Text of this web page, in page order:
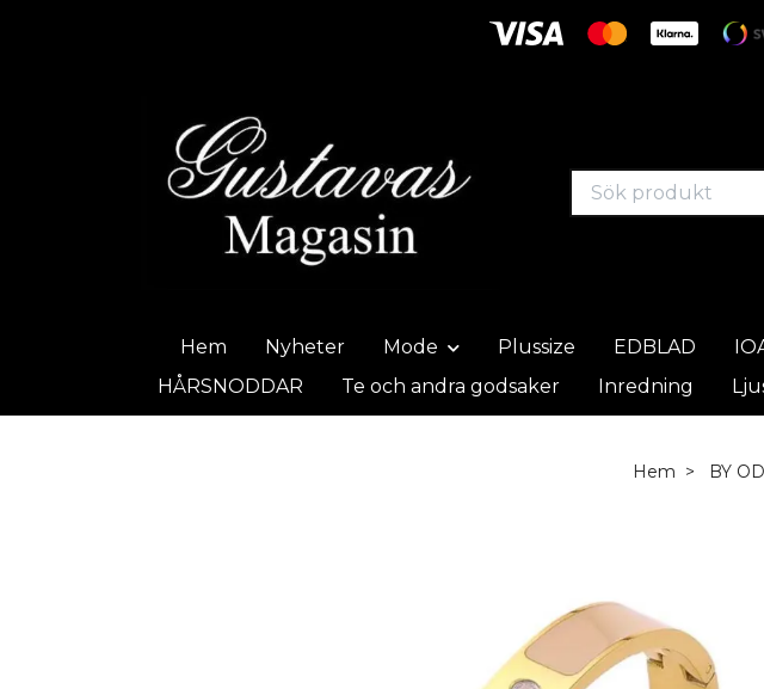
Hem Nyheter Mode Plussize EDBLAD
HÅRSNODDAR
Te och andra godsaker Inredning
Hem BY